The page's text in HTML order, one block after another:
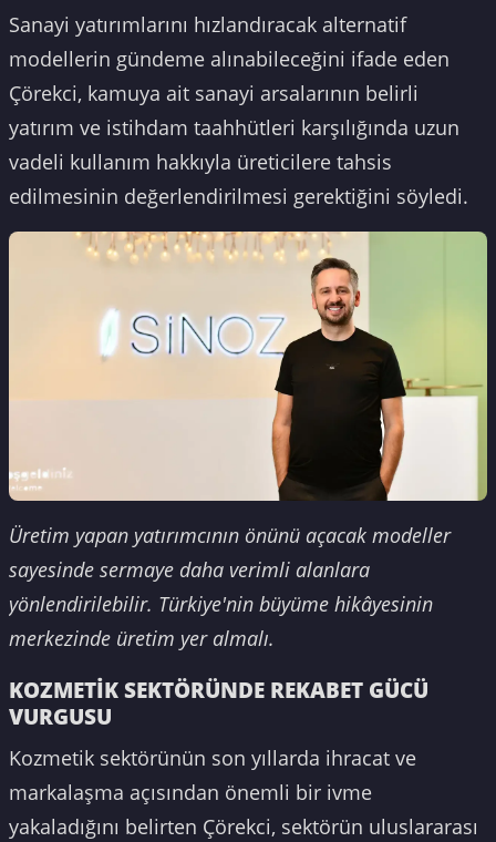
Sanayi yatırımlarını hızlandıracak alternatif
modellerin gündeme alınabileceğini ifade eden
Çörekci, kamuya ait sanayi arsalarının belirli
yatırım ve istihdam taahhütleri karşılığında uzun
vadeli kullanım hakkıyla üreticilere tahsis
edilmesinin değerlendirilmesi gerektiğini söyledi.
Üretim yapan yatırımcının önünü açacak modeller
sayesinde sermaye daha verimli alanlara
yönlendirilebilir. Türkiye'nin büyüme hikâyesinin
merkezinde üretim yer almalı.
KOZMETİK SEKTÖRÜNDE REKABET GÜCÜ
VURGUSU
Kozmetik sektörünün son yıllarda ihracat ve
markalaşma açısından önemli bir ivme
yakaladığını belirten Çörekci, sektörün uluslararası